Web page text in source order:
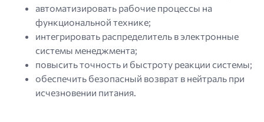
автоматизировать рабочие процессы на
функциональной технике;
интегрировать распределитель в электронные
системы менеджмента;
повысить точность и быстроту реакции системы;
обеспечить безопасный возврат в нейтраль при
исчезновении питания.